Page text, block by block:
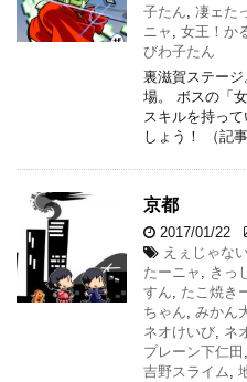
子たん, 凄ェた
ニャ , 女王！か
びわ子たん
裏滋賀ステー
場。 ボスの「
スキルを持っ
しょう！ （記
京都
2017/01/22
えぇじゃな
たーニャ , きっ
すん, たこ焼き
ちゃん, みかん
ネオけいび, ネ
プレーン下仁田 ,
吉野スライム,